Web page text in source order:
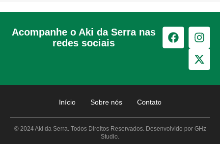
Acompanhe o Aki da Serra nas
redes sociais
Início Sobre nós Contato
© 2024 Aki da Serra. Todos Direitos Reservados. Desenvolvido por GHz
Studio.